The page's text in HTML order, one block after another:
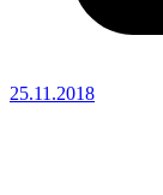
25.11.2018